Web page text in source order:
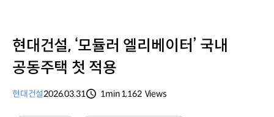
현대건설, ‘모듈러 엘리베이터’ 국내
공동주택 첫 적용
현대건설2026.03.31
1min1,162 Views